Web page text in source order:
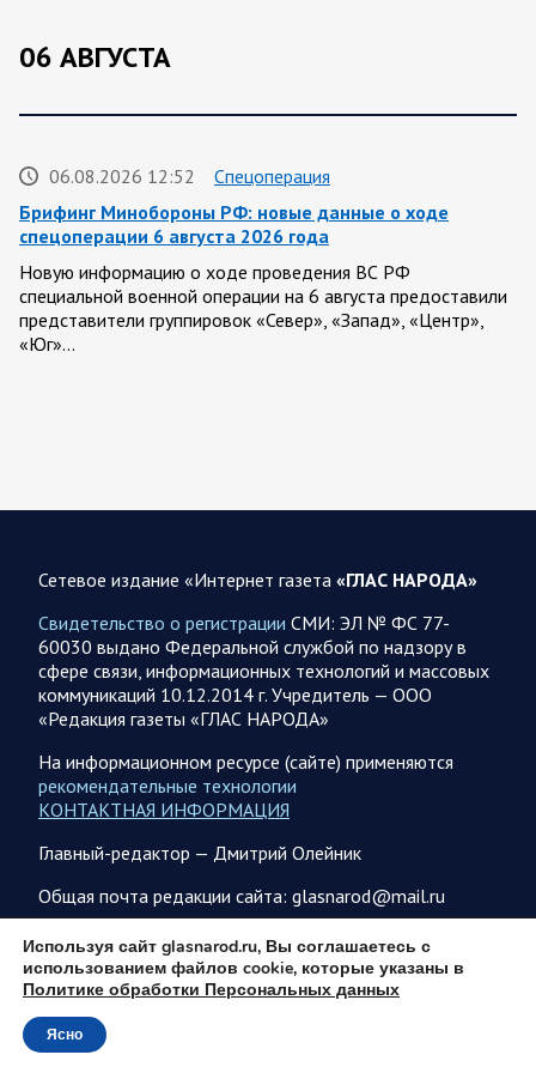
06 АВГУСТА
06.08.2026 12:52
Спецоперация
Брифинг Минобороны РФ: новые данные о ходе
спецоперации 6 августа 2026 года
Новую информацию о ходе проведения ВС РФ
специальной военной операции на 6 августа предоставили
представители группировок «Север», «Запад», «Центр»,
«Юг»…
Российские вооруженные силы нанесли удары по
вызванные…
06.08.2026 10:19
Спецоперация
Фронтовая сводка Олега Царева на утро 5 августа
2026 года
За ночь силами ПВО перехвачены и уничтожены 605
украинских БПЛА: БПЛА сбивали над территориями
Белгородской, Брянской, Владимирской, Воронежской,
Калужской, Курской,…
06.08.2026 07:53
Белгородская область
население приграничных районов. Данные на 6 августа
За прошедшие сутки армия трусов и убийц, будучи не в
силах ничего противопоставить на поле боя, атаковала
гражданское население Белгородской…
Сетевое издание «Интернет газета «ГЛАС НАРОДА»
Свидетельство о регистрации СМИ: ЭЛ № ФС 77-
60030 выдано Федеральной службой по надзору в
сфере связи, информационных технологий и массовых
коммуникаций 10.12.2014 г. Учредитель — ООО
«Редакция газеты «ГЛАС НАРОДА»
На информационном ресурсе (сайте) применяются
рекомендательные технологии
КОНТАКТНАЯ ИНФОРМАЦИЯ
Главный-редактор — Дмитрий Олейник
Общая почта редакции сайта: glasnarod@mail.ru
ПОДПИСКА
Используя сайт glasnarod.ru, Вы соглашаетесь с
использованием файлов cookie, которые указаны в
Политике обработки Персональных данных
Ясно